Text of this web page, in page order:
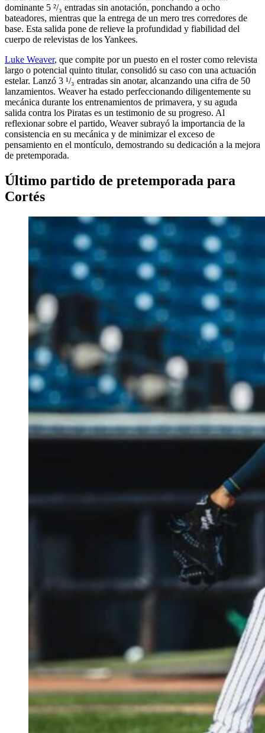
dominante 5 ²/₃ entradas sin anotación, ponchando a ocho
bateadores, mientras que la entrega de un mero tres corredores de
base. Esta salida pone de relieve la profundidad y fiabilidad del
cuerpo de relevistas de los Yankees.
Luke Weaver, que compite por un puesto en el roster como relevista
largo o potencial quinto titular, consolidó su caso con una actuación
estelar. Lanzó 3 ¹/₃ entradas sin anotar, alcanzando una cifra de 50
lanzamientos. Weaver ha estado perfeccionando diligentemente su
mecánica durante los entrenamientos de primavera, y su aguda
salida contra los Piratas es un testimonio de su progreso. Al
reflexionar sobre el partido, Weaver subrayó la importancia de la
consistencia en su mecánica y de minimizar el exceso de
pensamiento en el montículo, demostrando su dedicación a la mejora
de pretemporada.
Último partido de pretemporada para
Cortés